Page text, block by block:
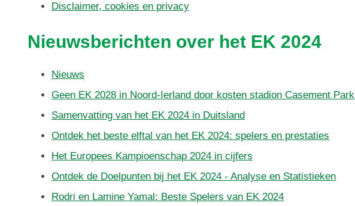
Disclaimer, cookies en privacy
Nieuwsberichten over het EK 2024
Nieuws
Geen EK 2028 in Noord-Ierland door kosten stadion Casement Park
Samenvatting van het EK 2024 in Duitsland
Ontdek het beste elftal van het EK 2024: spelers en prestaties
Het Europees Kampioenschap 2024 in cijfers
Ontdek de Doelpunten bij het EK 2024 - Analyse en Statistieken
Rodri en Lamine Yamal: Beste Spelers van EK 2024